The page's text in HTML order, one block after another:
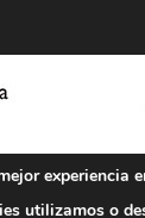
experiencia
utilizamos o